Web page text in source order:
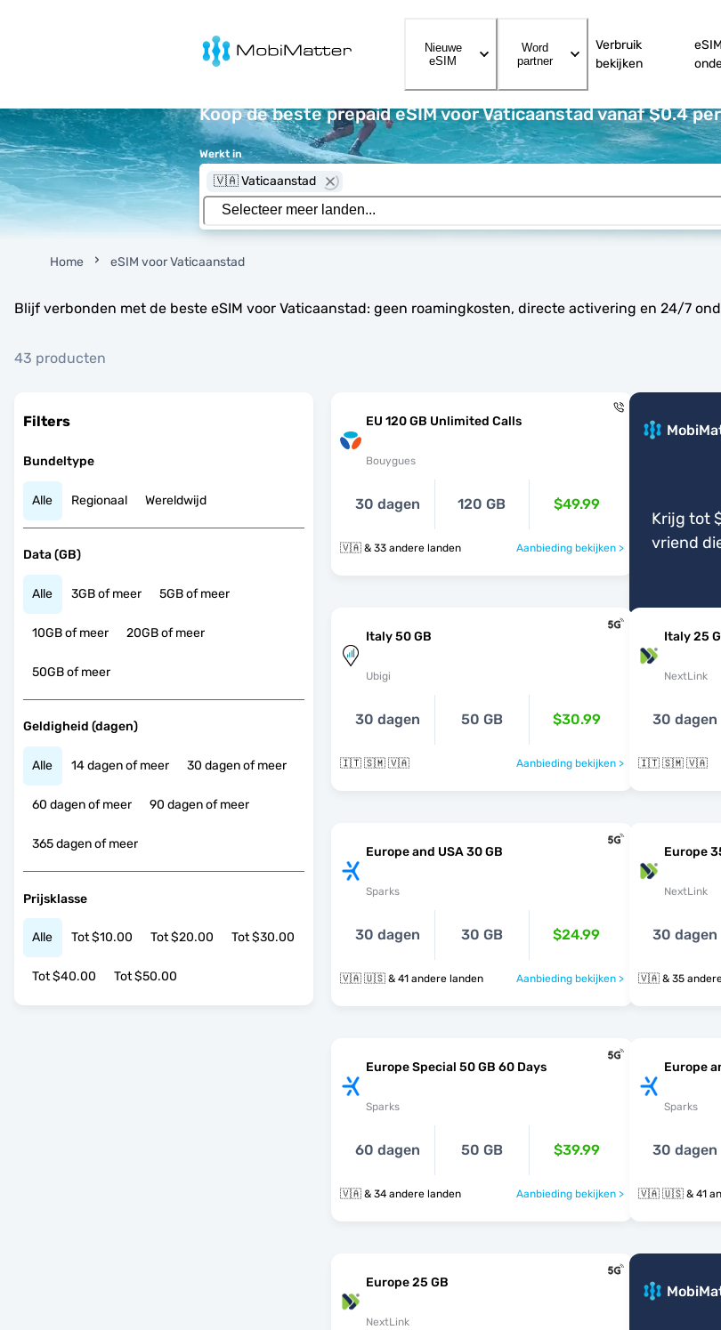
MobiMatter
Nieuwe
eSIM
Word
partner
Verbruik
bekijken
Koop de beste prepaid eSIM voor Vaticaanstad vanaf $0.4
Werkt in
🇻🇦 Vaticaanstad
Home eSIM voor Vaticaanstad
Blijf verbonden met de beste eSIM voor Vaticaanstad: geen roamingkosten, directe activering en 24/7
43 producten
Filters
Bundeltype
Alle Regionaal Wereldwijd
Data (GB)
Alle 3GB of meer 5GB of meer
10GB of meer 20GB of meer
50GB of meer
Geldigheid (dagen)
Alle 14 dagen of meer 30 dagen of meer
60 dagen of meer 90 dagen of meer
365 dagen of meer
Prijsklasse
Alle Tot $10.00 Tot $20.00 Tot $30.00
Tot $40.00 Tot $50.00
EU 120 GB Unlimited Calls
Bouygues
30 dagen 120 GB $49.99
🇻🇦 & 33 andere landen Aanbieding bekijken >
Krijg tot
vriend
Italy 50 GB
Ubigi
30 dagen 50 GB $30.99
🇮🇹 🇸🇲 🇻🇦 Aanbieding bekijken >
Italy 25
NextLink
30 dagen
🇮🇹 🇸🇲 🇻🇦
Europe and USA 30 GB
Sparks
30 dagen 30 GB $24.99
🇻🇦 🇺🇸 & 41 andere landen Aanbieding bekijken >
Europe
NextLink
30 dagen
🇻🇦 & 35
Europe Special 50 GB 60 Days
Sparks
60 dagen 50 GB $39.99
🇻🇦 & 34 andere landen Aanbieding bekijken >
Europe
Sparks
30 dagen
🇻🇦 🇺🇸 &
Europe 25 GB
NextLink